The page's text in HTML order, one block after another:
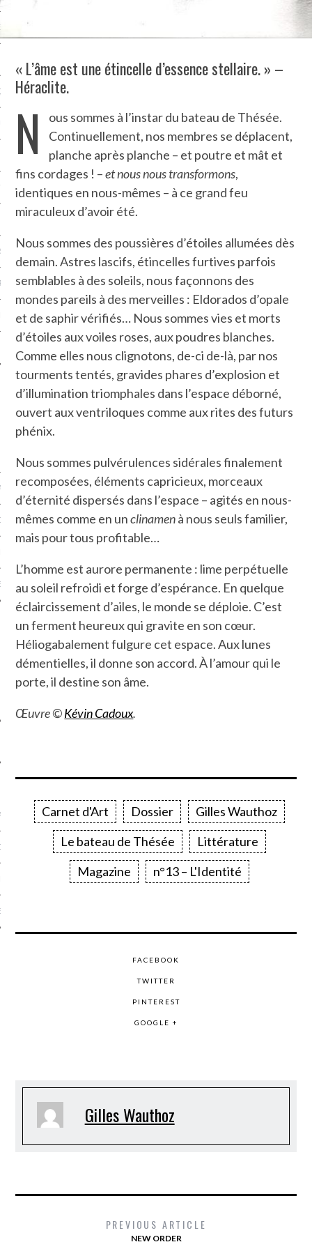
EN VOD
CARAVELLE
PODCAST
SUIVEZ-NOUS
CARAVELLE
PODCAST
« L’âme est une étincelle d’essence stellaire. » –
Héraclite.
N
ous sommes à l’instar du bateau de Thésée.
Continuellement, nos membres se déplacent,
planche après planche – et poutre et mât et
fins cordages ! –et nous nous transformons,
identiques en nous-mêmes – à ce grand feu
miraculeux d’avoir été.
Nous sommes des poussières d’étoiles allumées dès
demain. Astres lascifs, étincelles furtives parfois
semblables à des soleils, nous façonnons des
mondes pareils à des merveilles : Eldorados d’opale
et de saphir vérifiés… Nous sommes vies et morts
d’étoiles aux voiles roses, aux poudres blanches.
Comme elles nous clignotons, de-ci de-là, par nos
tourments tentés, gravides phares d’explosion et
d’illumination triomphales dans l’espace déborné,
ouvert aux ventriloques comme aux rites des futurs
phénix.
Nous sommes pulvérulences sidérales finalement
recomposées, éléments capricieux, morceaux
d’éternité dispersés dans l’espace – agités en nous-
mêmes comme en unclinamenà nous seuls familier,
mais pour tous profitable…
L’homme est aurore permanente : lime perpétuelle
au soleil refroidi et forge d’espérance. En quelque
éclaircissement d’ailes, le monde se déploie. C’est
un ferment heureux qui gravite en son cœur.
Héliogabalement fulgure cet espace. Aux lunes
démentielles, il donne son accord. À l’amour qui le
porte, il destine son âme.
Œuvre ©Kévin Cadoux.
Carnet d'Art Dossier
Gilles Wauthoz
Le bateau de Thésée
Littérature
Magazine
n°13 – L'Identité
FACEBOOK
TWITTER
PINTEREST
GOOGLE +
Gilles Wauthoz
PREVIOUS ARTICLE
NEW ORDER